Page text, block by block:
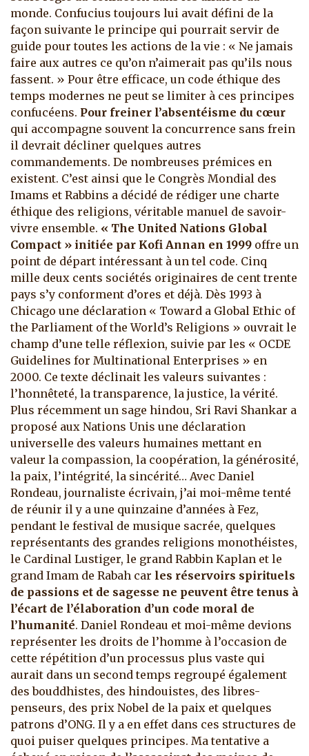
monde. Confucius toujours lui avait défini de la
façon suivante le principe qui pourrait servir de
guide pour toutes les actions de la vie : « Ne jamais
faire aux autres ce qu’on n’aimerait pas qu’ils nous
fassent. » Pour être efficace, un code éthique des
temps modernes ne peut se limiter à ces principes
confucéens. Pour freiner l’absentéisme du cœur
qui accompagne souvent la concurrence sans frein
il devrait décliner quelques autres
commandements. De nombreuses prémices en
existent. C’est ainsi que le Congrès Mondial des
Imams et Rabbins a décidé de rédiger une charte
éthique des religions, véritable manuel de savoir-
vivre ensemble. « The United Nations Global
Compact » initiée par Kofi Annan en 1999 offre un
point de départ intéressant à un tel code. Cinq
mille deux cents sociétés originaires de cent trente
pays s’y conforment d’ores et déjà. Dès 1993 à
Chicago une déclaration « Toward a Global Ethic of
the Parliament of the World’s Religions » ouvrait le
champ d’une telle réflexion, suivie par les « OCDE
Guidelines for Multinational Enterprises » en
2000. Ce texte déclinait les valeurs suivantes :
l’honnêteté, la transparence, la justice, la vérité.
Plus récemment un sage hindou, Sri Ravi Shankar a
proposé aux Nations Unis une déclaration
universelle des valeurs humaines mettant en
valeur la compassion, la coopération, la générosité,
la paix, l’intégrité, la sincérité… Avec Daniel
Rondeau, journaliste écrivain, j’ai moi-même tenté
de réunir il y a une quinzaine d’années à Fez,
pendant le festival de musique sacrée, quelques
représentants des grandes religions monothéistes,
le Cardinal Lustiger, le grand Rabbin Kaplan et le
grand Imam de Rabah car les réservoirs spirituels
de passions et de sagesse ne peuvent être tenus à
l’écart de l’élaboration d’un code moral de
l’humanité. Daniel Rondeau et moi-même devions
représenter les droits de l’homme à l’occasion de
cette répétition d’un processus plus vaste qui
aurait dans un second temps regroupé également
des bouddhistes, des hindouistes, des libres-
penseurs, des prix Nobel de la paix et quelques
patrons d’ONG. Il y a en effet dans ces structures de
quoi puiser quelques principes. Ma tentative a